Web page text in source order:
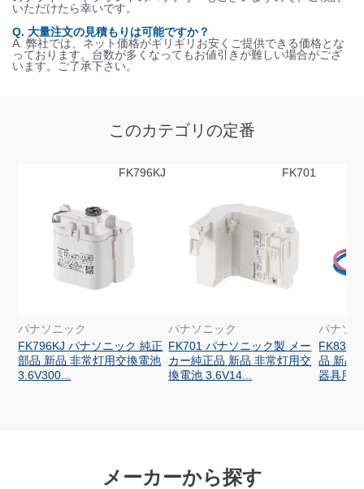
いただけたら幸いです。
Q. 大量注文の見積もりは可能ですか？
A. 弊社では、ネット価格がギリギリお安くご提供できる価格とな
っております。台数が多くなってもお値引きが難しい場合がござ
います。ご了承下さい。
このカテゴリの定番
FK796KJ
パナソニック
FK796KJ パナソニック 純正
部品 新品 非常灯用交換電池
3.6V300...
FK701
パナソニック
FK701 パナソニック製 メー
カー純正品 新品 非常灯用交
換電池 3.6V14...
パナソ
FK830
品 新品
器具用
メーカーから探す